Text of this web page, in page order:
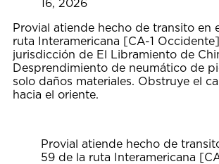
16, 2026
Provial atiende hecho de transito en
ruta Interamericana [CA-1
jurisdicción de El Libramiento de
Desprendimiento de neumático de
solo daños materiales. Obstruye el
hacia el oriente.
Provial atiende hecho de
59 de la ruta Interamericana